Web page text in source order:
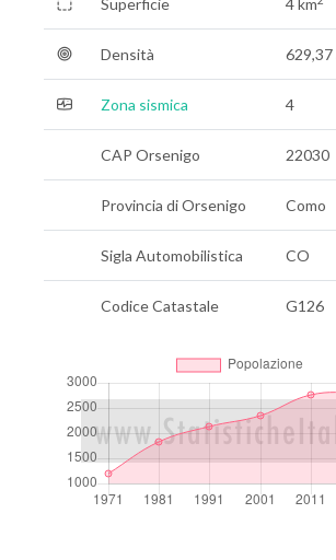
Superficie 4 km
Densità
Zona sismica 4
CAP Orsenigo 22030
Provincia di Orsenigo Como
Sigla Automobilistica CO
Codice Catastale G126